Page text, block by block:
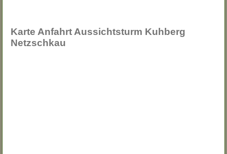
Karte Anfahrt Aussichtsturm Kuhberg
Netzschkau